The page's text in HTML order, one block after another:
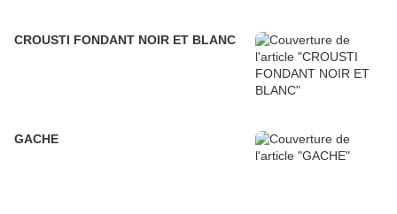
CROUSTI FONDANT NOIR ET BLANC
GACHE